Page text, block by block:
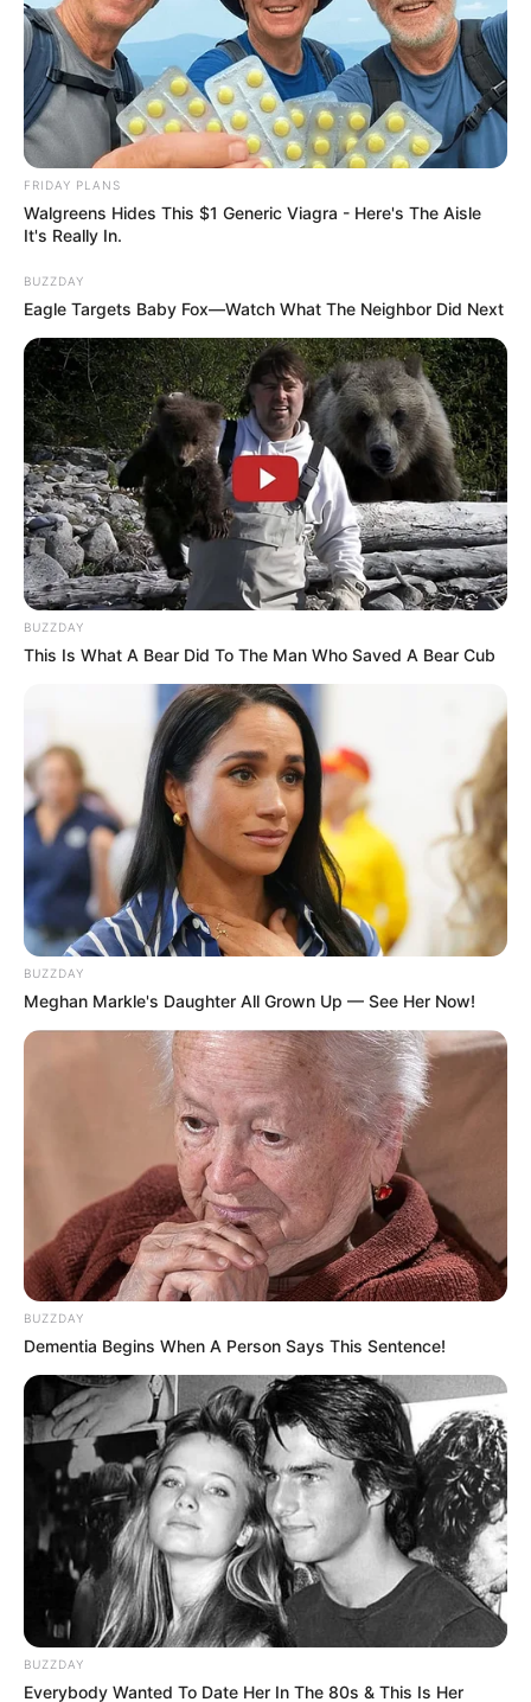
FRIDAY PLANS
Walgreens Hides This $1 Generic Viagra - Here's The Aisle
It's Really In.
BUZZDAY
Eagle Targets Baby Fox—Watch What The Neighbor Did Next
BUZZDAY
This Is What A Bear Did To The Man Who Saved A Bear Cub
BUZZDAY
Meghan Markle's Daughter All Grown Up — See Her Now!
BUZZDAY
Dementia Begins When A Person Says This Sentence!
BUZZDAY
Everybody Wanted To Date Her In The 80s & This Is Her